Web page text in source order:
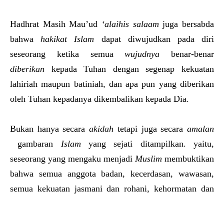
Hadhrat Masih Mau’ud ‘alaihis salaam juga bersabda
bahwahakikat Islam dapat diwujudkan pada diri
seseorang ketika semuawujudnya benar-benar
diberikan kepada Tuhan dengan segenap kekuatan
lahiriah maupun batiniah, dan apa pun yang diberikan
oleh Tuhan kepadanya dikembalikan kepada Dia.
Bukan hanya secaraakidah tetapi juga secaraamalan
gambaran Islam yang sejati ditampilkan. yaitu,
seseorang yang mengaku menjadi Muslim membuktikan
bahwa semua anggota badan, kecerdasan, wawasan,
semua kekuatan jasmani dan rohani, kehormatan dan